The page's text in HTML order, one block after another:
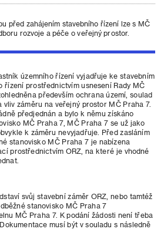
před zahájením stavebního řízení lze s MČ
rozvoje a péče o veřejný prostor.
územního řízení vyjadřuje ke stavebním
řízení prostřednictvím usnesení Rady MČ
především ochrana území, soulad
záměru na veřejný prostor MČ Praha 7.
předjednán a bylo k němu získáno
MČ Praha 7, MČ Praha 7 se už jako
k záměru nevyjadřuje. Před zasláním
stanovisko MČ Praha 7 je nabízena
prostřednictvím ORZ, na které je vhodné
svůj stavební záměr ORZ, nebo tamtéž
stanovisko MČ Praha 7
MČ Praha 7. K podání žádosti není třeba
musí být v souladu s následně